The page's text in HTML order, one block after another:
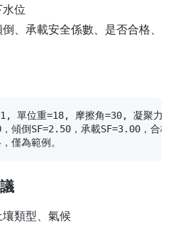
位
、承載安全係數、是否合格、
單位重=18, 摩擦角=30, 凝聚力=10,
傾倒SF=2.50，承載SF=3.00，合格：
類型、氣候